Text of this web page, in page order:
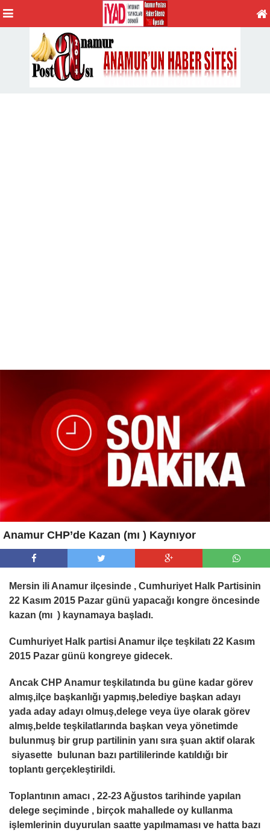
Anamur CHP’de Kazan (mı ) Kaynıyor
Mersin ili Anamur ilçesinde , Cumhuriyet Halk Partisinin
22 Kasım 2015 Pazar günü yapacağı kongre öncesinde
kazan (mı ) kaynamaya başladı.
Cumhuriyet Halk partisi Anamur ilçe teşkilatı 22 Kasım
2015 Pazar günü kongreye gidecek.
Ancak CHP Anamur teşkilatında bu güne kadar görev
almış,ilçe başkanlığı yapmış,belediye başkan adayı
yada aday adayı olmuş,delege veya üye olarak görev
almış,belde teşkilatlarında başkan veya yönetimde
bulunmuş bir grup partilinin yanı sıra şuan aktif olarak
siyasette bulunan bazı partililerinde katıldığı bir
toplantı gerçekleştirildi.
Toplantının amacı , 22-23 Ağustos tarihinde yapılan
delege seçiminde , birçok mahallede oy kullanma
işlemlerinin duyurulan saatte yapılmaması ve hatta bazı